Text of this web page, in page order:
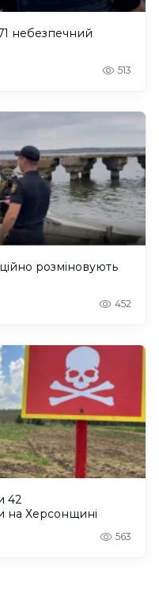
небезпечний
513
розміновують
452
42
на Херсонщині
563